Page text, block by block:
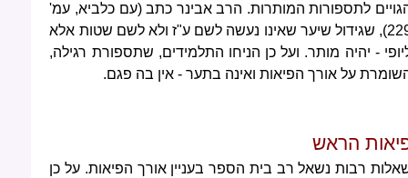
לתספורות המותרות. הרב אבינר כתב (עם כלביא, עמ'
229), שגידול שיער שאינו נעשה לשם ע"ז ולא לשם שטות אלא
- יהיה מותר. ועל כן הניחו התלמידים, שתספורת רגילה,
על אורך הפיאות ואינה בתער - אין בה פגם.
הראש
רבות נשאל רב בית הספר בעניין אורך הפיאות. על כן